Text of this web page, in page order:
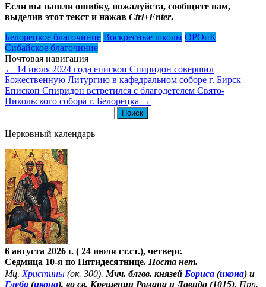
Если вы нашли ошибку, пожалуйста, сообщите нам,
выделив этот текст и нажав Ctrl+Enter.
Белорецкое благочиние Воскресные школы ОРОиК
Сибайское благочиние
Почтовая навигация
← 14 июля 2024 года епископ Спиридон совершил
Божественную Литургию в кафедральном соборе г. Бирск
Епископ Спиридон встретился с благодетелем Свято-
Никольского собора г. Белорецка →
Церковный календарь
6 августа 2026 г. ( 24 июля ст.ст.), четверг.
Седмица 10-я по Пятидесятнице. Поста нет.
Мц. Христины (ок. 300). Мчч. блгвв. князей Бориса (икона) и
Глеба (икона), во св. Крещении Романа и Давида (1015). Прп.